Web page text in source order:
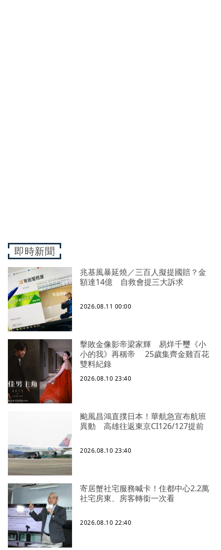
即時新聞
兆基風暴延燒／三百人擬提國賠？金
額達14億 自救會提三大訴求
2026.08.11 00:00
擊敗金像影帝梁家輝 易烊千璽《小
小的我》再稱帝 25歲集齊金雞百花
雙料紀錄
2026.08.10 23:40
颱風昌鴻直撲日本！華航急宣布航班
異動 高雄往返東京CI126/127提前
2026.08.10 23:40
寄居蟹社宅服務喊卡！住都中心2.2萬
社宅房東、房客轉銜一次看
2026.08.10 22:40